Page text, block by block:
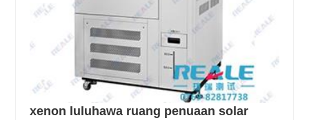
xenon luluhawa ruang penuaan solar